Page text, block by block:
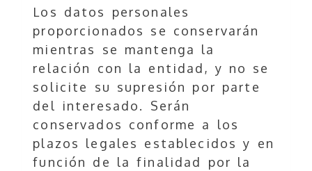
Los datos personales
proporcionados se conservarán
mientras se mantenga la
relación con la entidad, y no se
solicite su supresión por parte
del interesado. Serán
conservados conforme a los
plazos legales establecidos y en
función de la finalidad por la